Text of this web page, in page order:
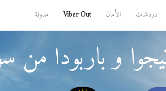
دردشات الأمان Viber Out مدونة
و باربودا من